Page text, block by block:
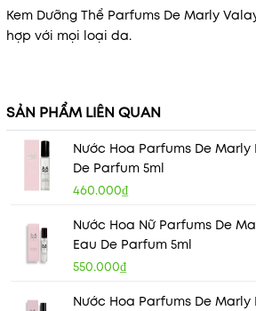
Kem Dưỡng Thể Parfums De Marly
hợp với mọi loại da.
SẢN PHẨM LIÊN QUAN
Nước Hoa Parfums De Marly
De Parfum 5ml
460.000₫
Nước Hoa Nữ Parfums De
Eau De Parfum 5ml
550.000₫
Nước Hoa Parfums De Marly